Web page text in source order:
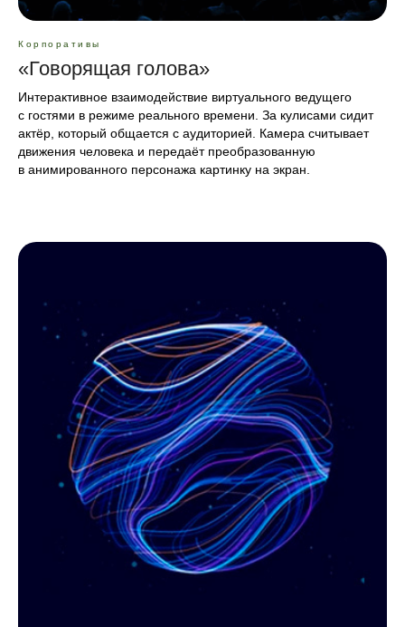
Корпоративы
«Говорящая голова»
Интерактивное взаимодействие виртуального ведущего
с гостями в режиме реального времени. За кулисами сидит
актёр, который общается с аудиторией. Камера считывает
движения человека и передаёт преобразованную
в анимированного персонажа картинку на экран.